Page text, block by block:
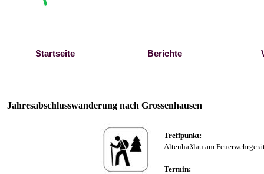
Startseite Berichte
Jahresabschlusswanderung nach Grossenhausen
Treffpunkt:
Altenhaßlau am
Termin: